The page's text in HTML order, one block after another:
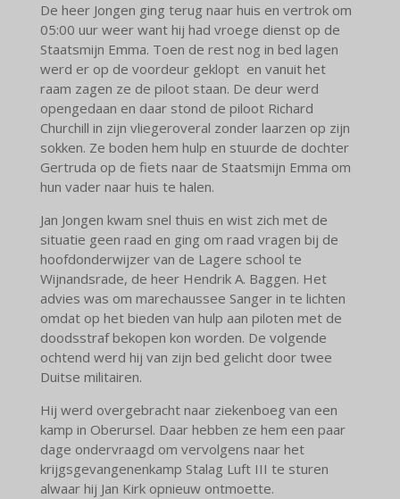
De heer Jongen ging terug naar huis en vertrok om
05:00 uur weer want hij had vroege dienst op de
Staatsmijn Emma. Toen de rest nog in bed lagen
werd er op de voordeur geklopt en vanuit het
raam zagen ze de piloot staan. De deur werd
opengedaan en daar stond de piloot Richard
Churchill in zijn vliegeroveral zonder laarzen op zijn
sokken. Ze boden hem hulp en stuurde de dochter
Gertruda op de fiets naar de Staatsmijn Emma om
hun vader naar huis te halen.
Jan Jongen kwam snel thuis en wist zich met de
situatie geen raad en ging om raad vragen bij de
hoofdonderwijzer van de Lagere school te
Wijnandsrade, de heer Hendrik A. Baggen. Het
advies was om marechaussee Sanger in te lichten
omdat op het bieden van hulp aan piloten met de
doodsstraf bekopen kon worden. De volgende
ochtend werd hij van zijn bed gelicht door twee
Duitse militairen.
Hij werd overgebracht naar ziekenboeg van een
kamp in Oberursel. Daar hebben ze hem een paar
dage ondervraagd om vervolgens naar het
krijgsgevangenenkamp Stalag Luft III te sturen
alwaar hij Jan Kirk opnieuw ontmoette.